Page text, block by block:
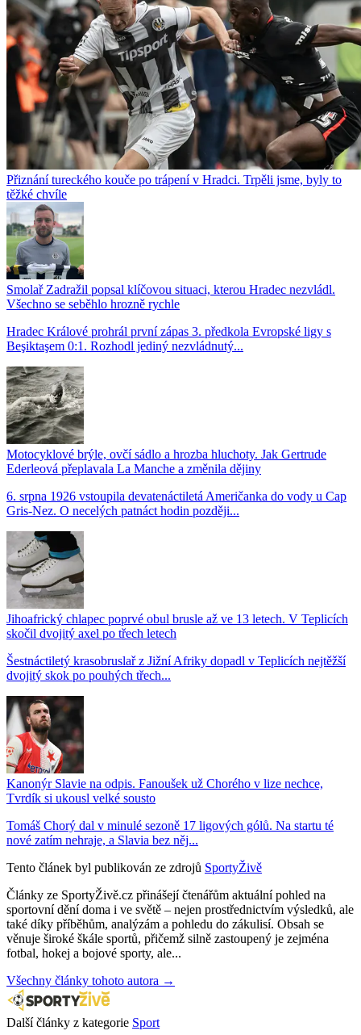
Přiznání tureckého kouče po trápení v Hradci. Trpěli jsme, byly to
těžké chvíle
Smolař Zadražil popsal klíčovou situaci, kterou Hradec nezvládl.
Všechno se seběhlo hrozně rychle
Hradec Králové prohrál první zápas 3. předkola Evropské ligy s
Beşiktaşem 0:1. Rozhodl jediný nezvládnutý...
Motocyklové brýle, ovčí sádlo a hrozba hluchoty. Jak Gertrude
Ederleová přeplavala La Manche a změnila dějiny
6. srpna 1926 vstoupila devatenáctiletá Američanka do vody u Cap
Gris-Nez. O necelých patnáct hodin později...
Jihoafrický chlapec poprvé obul brusle až ve 13 letech. V Teplicích
skočil dvojitý axel po třech letech
Šestnáctiletý krasobruslař z Jižní Afriky dopadl v Teplicích nejtěžší
dvojitý skok po pouhých třech...
Kanonýr Slavie na odpis. Fanoušek už Chorého v lize nechce,
Tvrdík si ukousl velké sousto
Tomáš Chorý dal v minulé sezoně 17 ligových gólů. Na startu té
nové zatím nehraje, a Slavia bez něj...
Tento článek byl publikován ze zdrojů SportyŽivě
Články ze SportyŽivě.cz přinášejí čtenářům aktuální pohled na
sportovní dění doma i ve světě – nejen prostřednictvím výsledků, ale
také díky příběhům, analýzám a pohledu do zákulisí. Obsah se
věnuje široké škále sportů, přičemž silně zastoupený je zejména
fotbal, hokej a bojové sporty, ale...
Všechny články tohoto autora →
Další články z kategorie Sport